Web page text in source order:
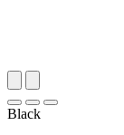
Black